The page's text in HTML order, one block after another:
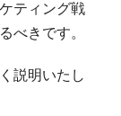
ティング戦
べきです。
説明いたし